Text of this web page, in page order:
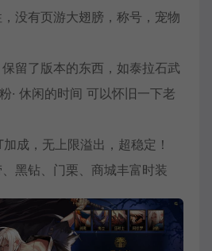
没有页游大翅膀，称号，宠物
留了版本的东西，如泰拉石武
· 休闲的时间 可以怀旧一下老
成，无上限溢出，超稳定！
黑钻、门栗、商城丰富时装